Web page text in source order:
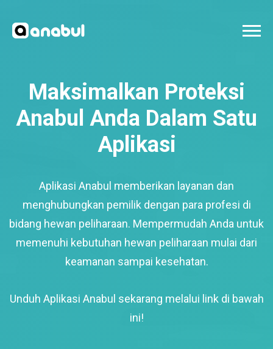
Maksimalkan Proteksi
Anabul Anda Dalam Satu
Aplikasi
Aplikasi Anabul memberikan layanan dan
menghubungkan pemilik dengan para profesi di
bidang hewan peliharaan. Mempermudah Anda untuk
memenuhi kebutuhan hewan peliharaan mulai dari
keamanan sampai kesehatan.
Unduh Aplikasi Anabul sekarang melalui link di bawah
ini!